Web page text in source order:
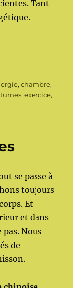
Tant
,chambre,
,exercice,
se passe à
toujours
Et
et dans
pas. Nous
de